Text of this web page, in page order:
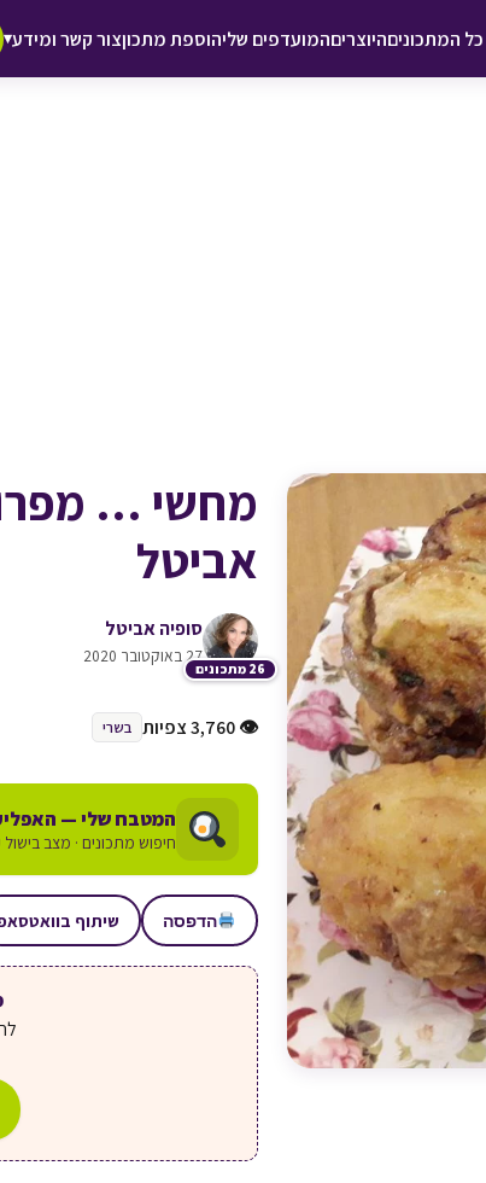
כל המתכוניםהיוצריםהמועדפים שליהוספת מתכוןצור קשר ומידע▾
מחשי …
אביטל
26 מתכונים
סופיה אביטל
27 באוקטובר 2020
♥ הוספה
👁 3,760 צפיות בשרי
המטבח שלי —
חיפוש מתכונים · מצב
הדפסה שיתוף